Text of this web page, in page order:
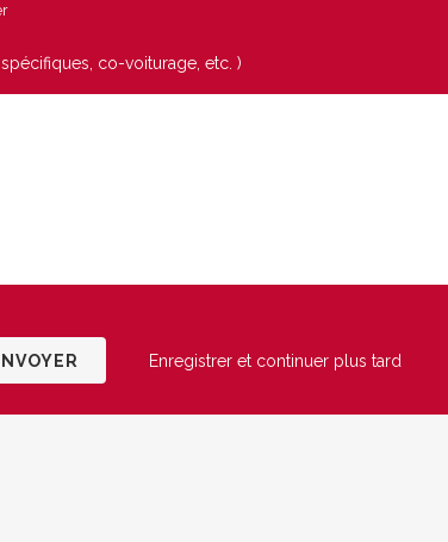
co-voiturage, etc. )
Enregistrer et continuer plus tard